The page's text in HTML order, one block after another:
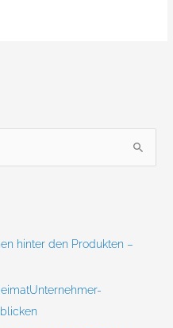
hinter den Produkten –